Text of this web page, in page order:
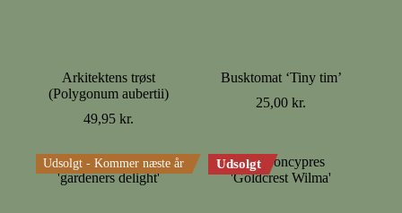
Arkitektens trøst
(Polygonum aubertii)
49,95kr.
Busktomat ‘Tiny tim’
25,00kr.
Udsolgt - Kommer næste år Udsolgt